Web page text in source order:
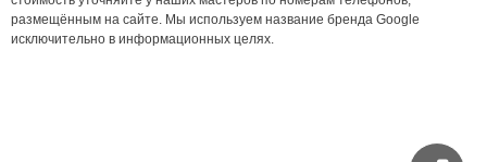
размещённым на сайте. Мы используем название бренда Google
исключительно в информационных целях.